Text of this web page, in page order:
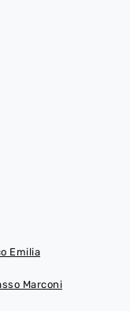
Emilia
Marconi